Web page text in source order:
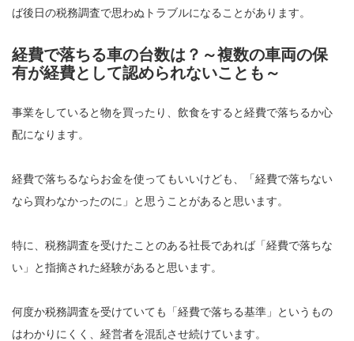
ば後日の税務調査で思わぬトラブルになることがあります。
経費で落ちる車の台数は？～複数の車両の保
有が経費として認められないことも～
事業をしていると物を買ったり、飲食をすると経費で落ちるか心
配になります。
経費で落ちるならお金を使ってもいいけども、「経費で落ちない
なら買わなかったのに」と思うことがあると思います。
特に、税務調査を受けたことのある社長であれば「経費で落ちな
い」と指摘された経験があると思います。
何度か税務調査を受けていても「経費で落ちる基準」というもの
はわかりにくく、経営者を混乱させ続けています。